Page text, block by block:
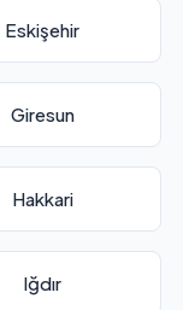
Eskişehir
Giresun
Hakkari
Iğdır